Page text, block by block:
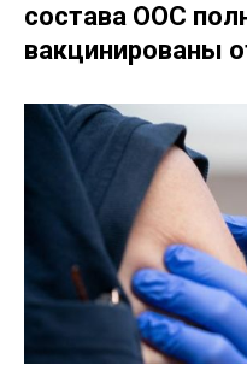
состава ООС
вакцинированы